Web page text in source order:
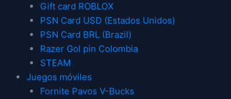
Gift card ROBLOX
PSN Card USD (Estados Unidos)
PSN Card BRL (Brazil)
Razer Gol pin Colombia
STEAM
Juegos móviles
Fornite Pavos V-Bucks